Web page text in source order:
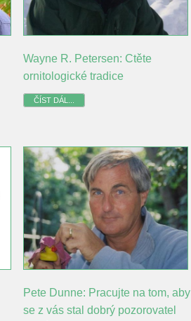
Wayne R. Petersen: Ctěte
ornitologické tradice
ČÍST DÁL...
Pete Dunne: Pracujte na tom, aby
se z vás stal dobrý pozorovatel